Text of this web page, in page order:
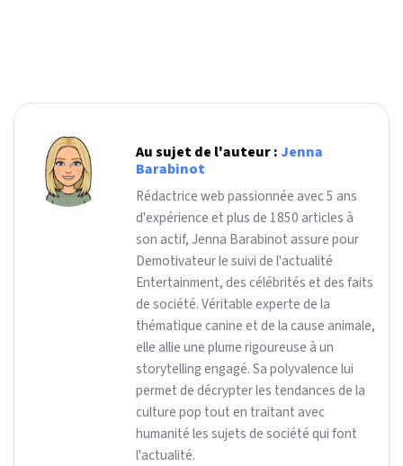
Au sujet de l'auteur : Jenna
Barabinot
Rédactrice web passionnée avec 5 ans
d'expérience et plus de 1850 articles à
son actif, Jenna Barabinot assure pour
Demotivateur le suivi de l'actualité
Entertainment, des célébrités et des faits
de société. Véritable experte de la
thématique canine et de la cause animale,
elle allie une plume rigoureuse à un
storytelling engagé. Sa polyvalence lui
permet de décrypter les tendances de la
culture pop tout en traitant avec
humanité les sujets de société qui font
l'actualité.